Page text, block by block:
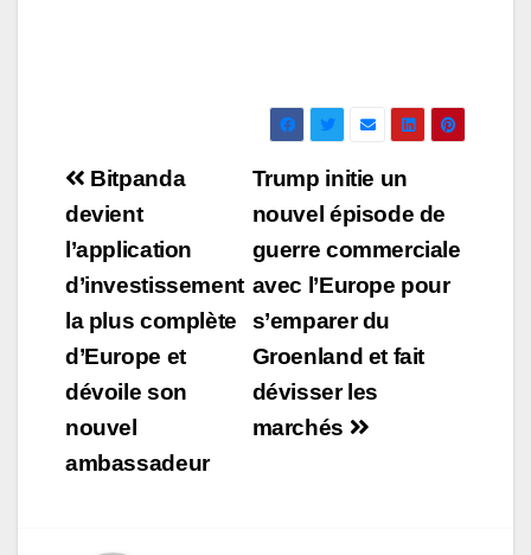
Navigation
de
l’article
Trump initie un
nouvel épisode de
guerre commerciale
avec l’Europe pour
s’emparer du
Groenland et fait
dévisser les
marchés
Bitpanda
devient
l’application
d’investissement
la plus complète
d’Europe et
dévoile son
nouvel
ambassadeur